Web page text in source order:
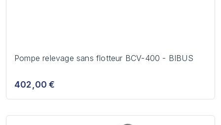
Pompe relevage sans flotteur BCV-400 - BIBUS
402,00 €